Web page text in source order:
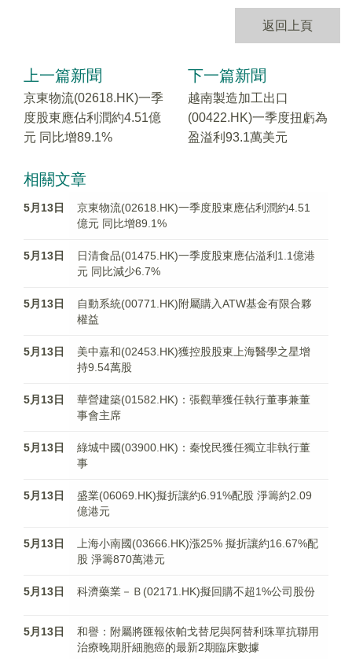
返回上頁
上一篇新聞
京東物流(02618.HK)一季
度股東應佔利潤約4.51億
元 同比增89.1%
下一篇新聞
越南製造加工出口
(00422.HK)一季度扭虧為
盈溢利93.1萬美元
相關文章
5月13日
京東物流(02618.HK)一季度股東應佔利潤約4.51
億元 同比增89.1%
5月13日
日清食品(01475.HK)一季度股東應佔溢利1.1億港
元 同比減少6.7%
5月13日
自動系統(00771.HK)附屬購入ATW基金有限合夥
權益
5月13日
美中嘉和(02453.HK)獲控股股東上海醫學之星增
持9.54萬股
5月13日
華營建築(01582.HK)：張觀華獲任執行董事兼董
事會主席
5月13日
綠城中國(03900.HK)：秦悅民獲任獨立非執行董
事
5月13日
盛業(06069.HK)擬折讓約6.91%配股 淨籌約2.09
億港元
5月13日
上海小南國(03666.HK)漲25% 擬折讓約16.67%配
股 淨籌870萬港元
5月13日 科濟藥業－Ｂ(02171.HK)擬回購不超1%公司股份
5月13日
和譽：附屬將匯報依帕戈替尼與阿替利珠單抗聯用
治療晚期肝細胞癌的最新2期臨床數據